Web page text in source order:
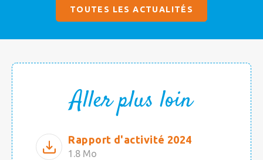
TOUTES LES ACTUALITÉS
Aller plus loin
Rapport d'activité 2024
1.8 Mo